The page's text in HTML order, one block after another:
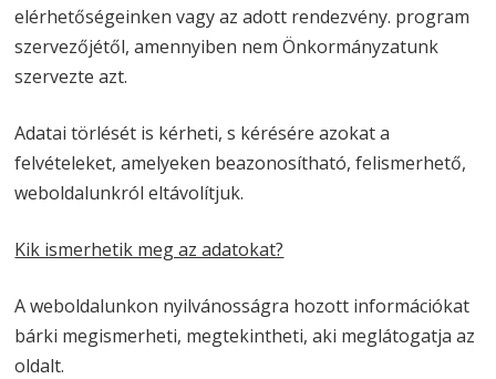
elérhetőségeinken vagy az adott rendezvény. program
szervezőjétől, amennyiben nem Önkormányzatunk
szervezte azt.
Adatai törlését is kérheti, s kérésére azokat a
felvételeket, amelyeken beazonosítható, felismerhető,
weboldalunkról eltávolítjuk.
Kik ismerhetik meg az adatokat?
A weboldalunkon nyilvánosságra hozott információkat
bárki megismerheti, megtekintheti, aki meglátogatja az
oldalt.